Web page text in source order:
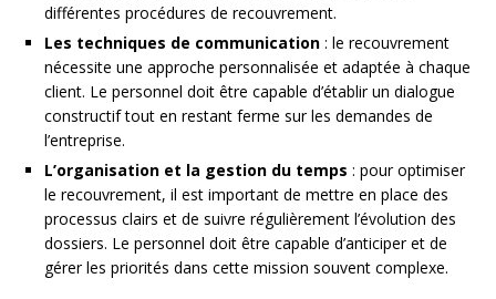
différentes procédures de recouvrement.
Les techniques de communication : le recouvrement
nécessite une approche personnalisée et adaptée à chaque
client. Le personnel doit être capable d’établir un dialogue
constructif tout en restant ferme sur les demandes de
l’entreprise.
L’organisation et la gestion du temps : pour optimiser
le recouvrement, il est important de mettre en place des
processus clairs et de suivre régulièrement l’évolution des
dossiers. Le personnel doit être capable d’anticiper et de
gérer les priorités dans cette mission souvent complexe.